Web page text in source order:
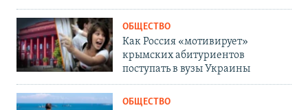
ОБЩЕСТВО
Как Россия «мотивирует»
крымских абитуриентов
поступать в вузы Украины
ОБЩЕСТВО